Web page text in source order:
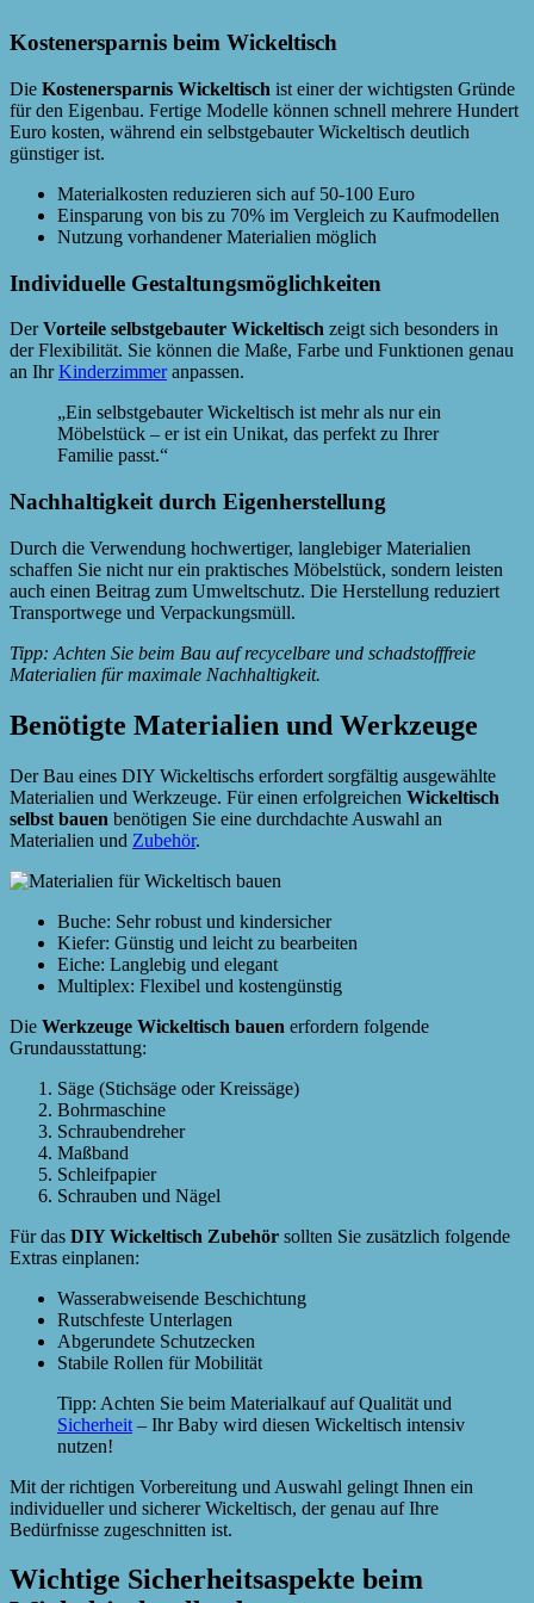
Kostenersparnis beim Wickeltisch
Die Kostenersparnis Wickeltisch ist einer der wichtigsten Gründe
für den Eigenbau. Fertige Modelle können schnell mehrere Hundert
Euro kosten, während ein selbstgebauter Wickeltisch deutlich
günstiger ist.
Materialkosten reduzieren sich auf 50-100 Euro
Einsparung von bis zu 70% im Vergleich zu Kaufmodellen
Nutzung vorhandener Materialien möglich
Individuelle Gestaltungsmöglichkeiten
DerVorteile selbstgebauter Wickeltisch zeigt sich besonders in
der Flexibilität. Sie können die Maße, Farbe und Funktionen genau
an IhrKinderzimmeranpassen.
„Ein selbstgebauter Wickeltisch ist mehr als nur ein
Möbelstück – er ist ein Unikat, das perfekt zu Ihrer
Familie passt.“
Nachhaltigkeit durch Eigenherstellung
Durch die Verwendung hochwertiger, langlebiger Materialien
schaffen Sie nicht nur ein praktisches Möbelstück, sondern leisten
auch einen Beitrag zum Umweltschutz. Die Herstellung reduziert
Transportwege und Verpackungsmüll.
Tipp: Achten Sie beim Bau auf recycelbare und schadstofffreie
Materialien für maximale Nachhaltigkeit.
Benötigte Materialien und Werkzeuge
Der Bau eines DIY Wickeltischs erfordert sorgfältig ausgewählte
Materialien und Werkzeuge. Für einen erfolgreichen Wickeltisch
selbst bauen benötigen Sie eine durchdachte Auswahl an
Materialien und Zubehör.
Buche: Sehr robust und kindersicher
Kiefer: Günstig und leicht zu bearbeiten
Eiche: Langlebig und elegant
Multiplex: Flexibel und kostengünstig
Die Werkzeuge Wickeltisch bauen erfordern folgende
Grundausstattung:
Säge (Stichsäge oder Kreissäge)
Bohrmaschine
Schraubendreher
Maßband
Schleifpapier
Schrauben und Nägel
Für das DIY Wickeltisch Zubehör sollten Sie zusätzlich folgende
Extras einplanen:
Wasserabweisende Beschichtung
Rutschfeste Unterlagen
Abgerundete Schutzecken
Stabile Rollen für Mobilität
Tipp: Achten Sie beim Materialkauf auf Qualität und
Sicherheit – Ihr Baby wird diesen Wickeltisch intensiv
nutzen!
Mit der richtigen Vorbereitung und Auswahl gelingt Ihnen ein
individueller und sicherer Wickeltisch, der genau auf Ihre
Bedürfnisse zugeschnitten ist.
Wichtige Sicherheitsaspekte beim